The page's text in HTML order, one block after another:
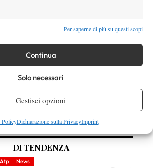
Per saperne di più su questi scopi
Continua
Solo necessari
Gestisci opzioni
PolicyDichiarazione sulla PrivacyImprint
per inviare un commento.
DI TENDENZA
Atp News